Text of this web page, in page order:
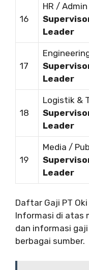
16
HR / Admin
Leader
17
Leader
18
Logistik &
Leader
19
Media /
Leader
Daftar Gaji PT
Informasi di atas
dan informasi
berbagai sumber.